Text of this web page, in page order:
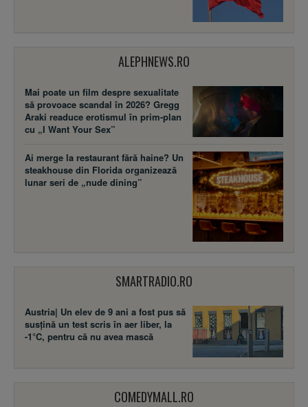
ALEPHNEWS.RO
Mai poate un film despre sexualitate
să provoace scandal în 2026? Gregg
Araki readuce erotismul în prim-plan
cu „I Want Your Sex”
Ai merge la restaurant fără haine? Un
steakhouse din Florida organizează
lunar seri de „nude dining”
SMARTRADIO.RO
Austria| Un elev de 9 ani a fost pus să
susţină un test scris în aer liber, la
-1°C, pentru că nu avea mască
COMEDYMALL.RO